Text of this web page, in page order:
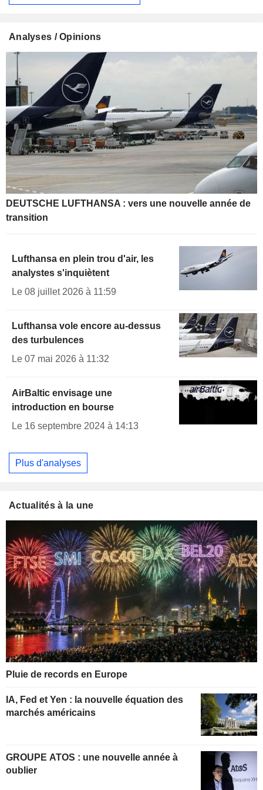
Analyses / Opinions
DEUTSCHE LUFTHANSA : vers une nouvelle année de
transition
Lufthansa en plein trou d'air, les
analystes s'inquiètent
Le 08 juillet 2026 à 11:59
Lufthansa vole encore au-dessus
des turbulences
Le 07 mai 2026 à 11:32
AirBaltic envisage une
introduction en bourse
Le 16 septembre 2024 à 14:13
Plus d'analyses
Actualités à la une
Pluie de records en Europe
IA, Fed et Yen : la nouvelle équation des
marchés américains
GROUPE ATOS : une nouvelle année à
oublier